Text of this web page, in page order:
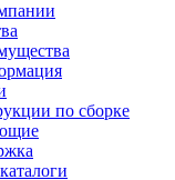
по сборке